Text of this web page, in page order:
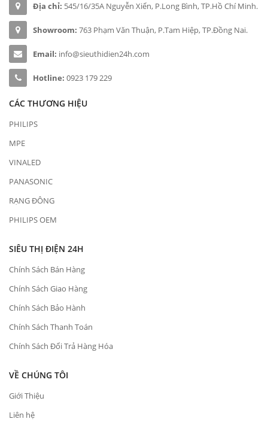
Địa chỉ: 545/16/35A Nguyễn Xiển, P.Long Bình, TP.Hồ Chí Minh.
Showroom: 763 Phạm Văn Thuận, P.Tam Hiệp, TP.Đồng Nai.
Email: info@sieuthidien24h.com
Hotline: 0923 179 229
CÁC THƯƠNG HIỆU
PHILIPS
MPE
VINALED
PANASONIC
RẠNG ĐÔNG
PHILIPS OEM
SIÊU THỊ ĐIỆN 24H
Chính Sách Bán Hàng
Chính Sách Giao Hàng
Chính Sách Bảo Hành
Chính Sách Thanh Toán
Chính Sách Đổi Trả Hàng Hóa
VỀ CHÚNG TÔI
Giới Thiệu
Liên hệ